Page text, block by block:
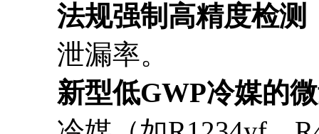
法规强制高精度检测
泄漏率。
新型低GWP冷媒的